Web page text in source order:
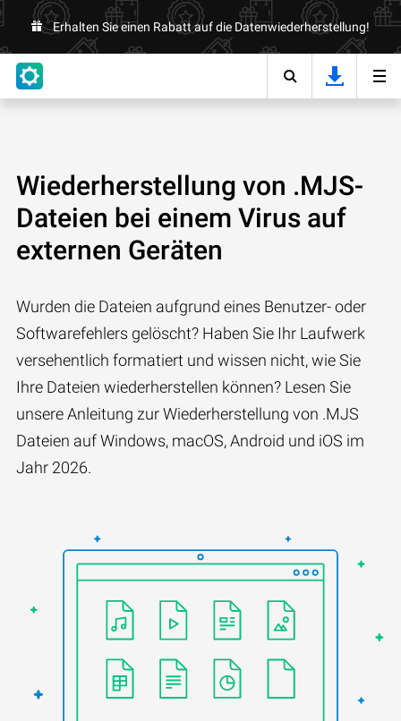
Erhalten Sie einen Rabatt auf die Datenwiederherstellung!
Wiederherstellung von .MJS-
Dateien bei einem Virus auf
externen Geräten
Wurden die Dateien aufgrund eines Benutzer- oder
Softwarefehlers gelöscht? Haben Sie Ihr Laufwerk
versehentlich formatiert und wissen nicht, wie Sie
Ihre Dateien wiederherstellen können? Lesen Sie
unsere Anleitung zur Wiederherstellung von .MJS
Dateien auf Windows, macOS, Android und iOS im
Jahr 2026.